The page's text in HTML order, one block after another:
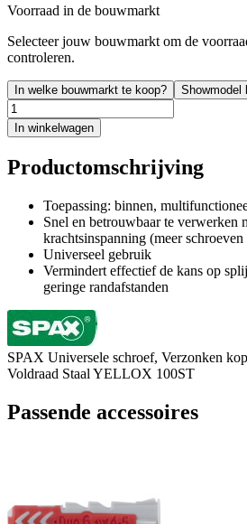
Voorraad in de bouwmarkt
Selecteer jouw bouwmarkt om de
controleren.
In welke bouwmarkt te koop? Showmodel
In winkelwagen
Productomschrijving
Toepassing: binnen,
Snel en betrouwbaar te verwerken
krachtsinspanning (meer
Universeel gebruik
Vermindert effectief de kans op
geringe randafstanden
SPAX Universele schroef, Verzonken
Voldraad Staal YELLOX 100ST
Passende accessoires